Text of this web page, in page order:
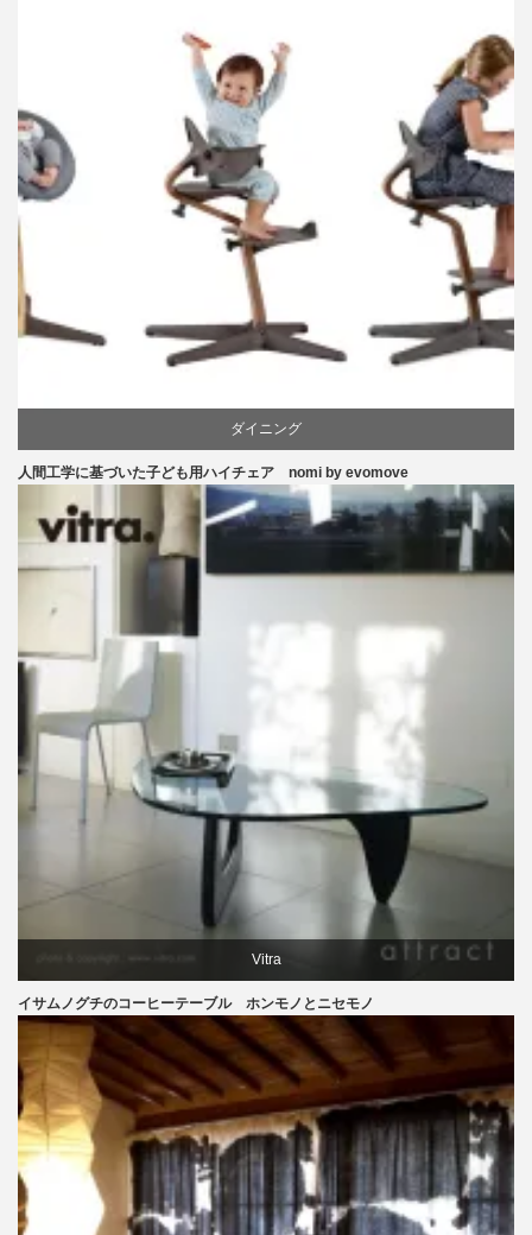
ダイニング
ピーター・オブスヴィック
椅子
人間工学に基づいた子ども用ハイチェア nomi by evomove
Vitra
イサムノグチ
テーブル
イサムノグチのコーヒーテーブル ホンモノとニセモノ